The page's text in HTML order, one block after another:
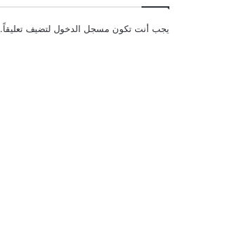
يجب أنت تكون مسجل الدخول لتضيف تعليقاً.